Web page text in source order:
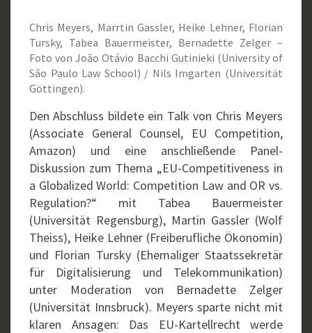
Chris Meyers, Marrtin Gassler, Heike Lehner, Florian
Tursky, Tabea Bauermeister, Bernadette Zelger –
Foto von João Otávio Bacchi Gutinieki (University of
São Paulo Law School) / Nils Imgarten (Universität
Göttingen).
Den Abschluss bildete ein Talk von Chris Meyers
(Associate General Counsel, EU Competition,
Amazon) und eine anschließende Panel-
Diskussion zum Thema „EU-Competitiveness in
a Globalized World: Competition Law and OR vs.
Regulation?“ mit Tabea Bauermeister
(Universität Regensburg), Martin Gassler (Wolf
Theiss), Heike Lehner (Freiberufliche Ökonomin)
und Florian Tursky (Ehemaliger Staatssekretär
für Digitalisierung und Telekommunikation)
unter Moderation von Bernadette Zelger
(Universität Innsbruck). Meyers sparte nicht mit
klaren Ansagen: Das EU-Kartellrecht werde